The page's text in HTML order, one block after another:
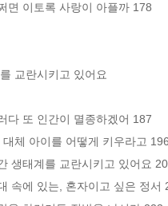
면 이토록 사랑이 아플까 178
교란시키고 있어요
다 또 인간이 멸종하겠어 187
대체 아이를 어떻게 키우라고 196
생태계를 교란시키고 있어요
속에 있는, 혼자이고 싶은 정서